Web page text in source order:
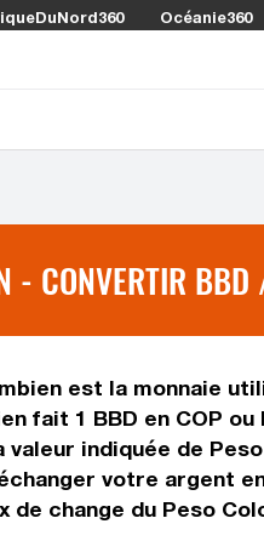
Océanie360
- CONVERTIR
est la monnaie
fait 1 BBD en COP
indiquée de
votre argent
change du Peso